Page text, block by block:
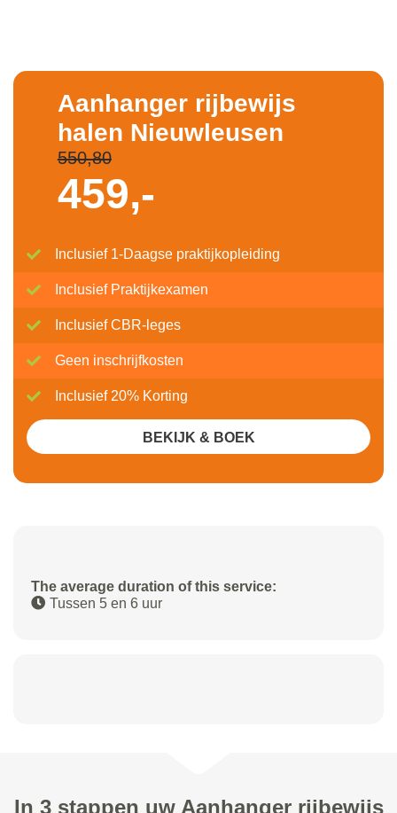
The average duration of this service:
Tussen 5 en 6 uur
Aanhanger rijbewijs
halen Nieuwleusen
550,80
459,-
Inclusief 1-Daagse praktijkopleiding
Inclusief Praktijkexamen
Inclusief CBR-leges
Geen inschrijfkosten
Inclusief 20% Korting
BEKIJK & BOEK
In 3 stappen uw Aanhanger rijbewijs